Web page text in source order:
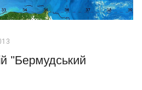
"Бермудський